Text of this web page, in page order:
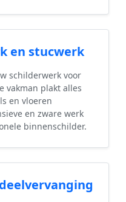
en stucwerk
schilderwerk voor
vakman plakt alles
en vloeren
en zware werk
binnenschilder.